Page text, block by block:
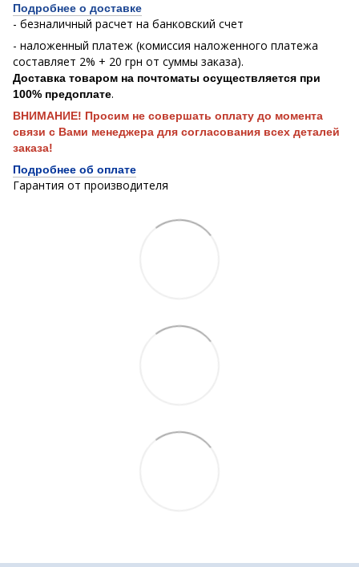
Подробнее о доставке
- безналичный расчет на банковский счет
- наложенный платеж (комиссия наложенного платежа
составляет 2% + 20 грн от суммы заказа).
Доставка товаром на почтоматы осуществляется при
100% предоплате.
ВНИМАНИЕ! Просим не совершать оплату до момента
связи с Вами менеджера для согласования всех деталей
заказа!
Подробнее об оплате
Гарантия от производителя